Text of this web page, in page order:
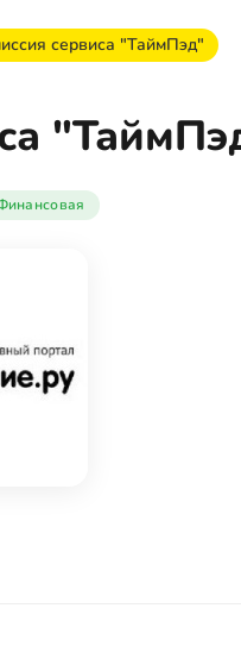
сервиса "ТаймПэд"